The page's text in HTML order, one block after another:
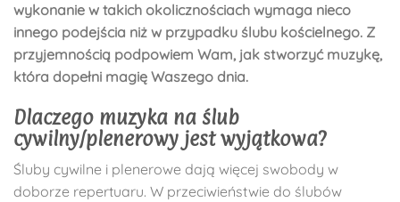
wykonanie w takich okolicznościach wymaga nieco
innego podejścia niż w przypadku ślubu kościelnego. Z
przyjemnością podpowiem Wam, jak stworzyć muzykę,
która dopełni magię Waszego dnia.
Dlaczego muzyka na ślub
cywilny/plenerowy jest wyjątkowa?
Śluby cywilne i plenerowe dają więcej swobody w
doborze repertuaru. W przeciwieństwie do ślubów